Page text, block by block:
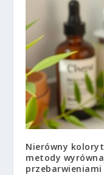
Nierówny
metody
przebarwieniami